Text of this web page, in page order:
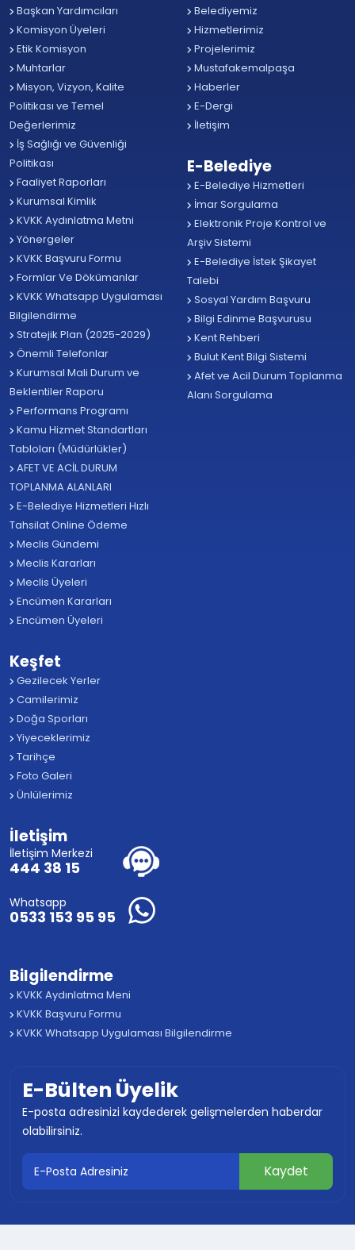
Başkan Yardımcıları
Komisyon Üyeleri
Etik Komisyon
Muhtarlar
Misyon, Vizyon, Kalite
Politikası ve Temel
Değerlerimiz
İş Sağlığı ve Güvenliği
Politikası
Faaliyet Raporları
Kurumsal Kimlik
KVKK Aydınlatma Metni
Yönergeler
KVKK Başvuru Formu
Formlar Ve Dökümanlar
KVKK Whatsapp Uygulaması
Bilgilendirme
Stratejik Plan (2025-2029)
Önemli Telefonlar
Kurumsal Mali Durum ve
Beklentiler Raporu
Performans Programı
Kamu Hizmet Standartları
Tabloları (Müdürlükler)
AFET VE ACİL DURUM
TOPLANMA ALANLARI
E-Belediye Hizmetleri Hızlı
Tahsilat Online Ödeme
Meclis Gündemi
Meclis Kararları
Meclis Üyeleri
Encümen Kararları
Encümen Üyeleri
Belediyemiz
Hizmetlerimiz
Projelerimiz
Mustafakemalpaşa
Haberler
E-Dergi
İletişim
E-Belediye
E-Belediye Hizmetleri
İmar Sorgulama
Elektronik Proje Kontrol ve
Arşiv Sistemi
E-Belediye İstek Şikayet
Talebi
Sosyal Yardım Başvuru
Bilgi Edinme Başvurusu
Kent Rehberi
Bulut Kent Bilgi Sistemi
Afet ve Acil Durum Toplanma
Alanı Sorgulama
Keşfet
Gezilecek Yerler
Camilerimiz
Doğa Sporları
Yiyeceklerimiz
Tarihçe
Foto Galeri
Ünlülerimiz
İletişim
İletişim Merkezi
444 38 15
Whatsapp
0533 153 95 95
Bilgilendirme
KVKK Aydınlatma Meni
KVKK Başvuru Formu
KVKK Whatsapp Uygulaması Bilgilendirme
E-Bülten Üyelik
E-posta adresinizi kaydederek gelişmelerden haberdar
olabilirsiniz.